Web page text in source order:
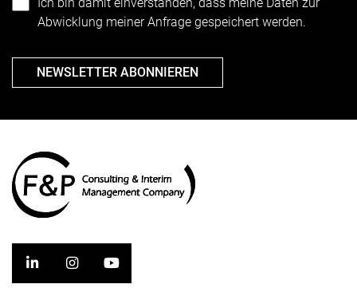
Abwicklung meiner Anfrage gespeichert werden.
NEWSLETTER ABONNIEREN